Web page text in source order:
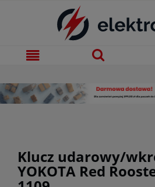
Klucz udarowy/
YOKOTA Red